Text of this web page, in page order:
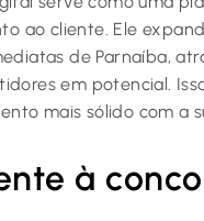
ao cliente. Ele
de Parnaíba,
em potencial.
mais sólido com a
à